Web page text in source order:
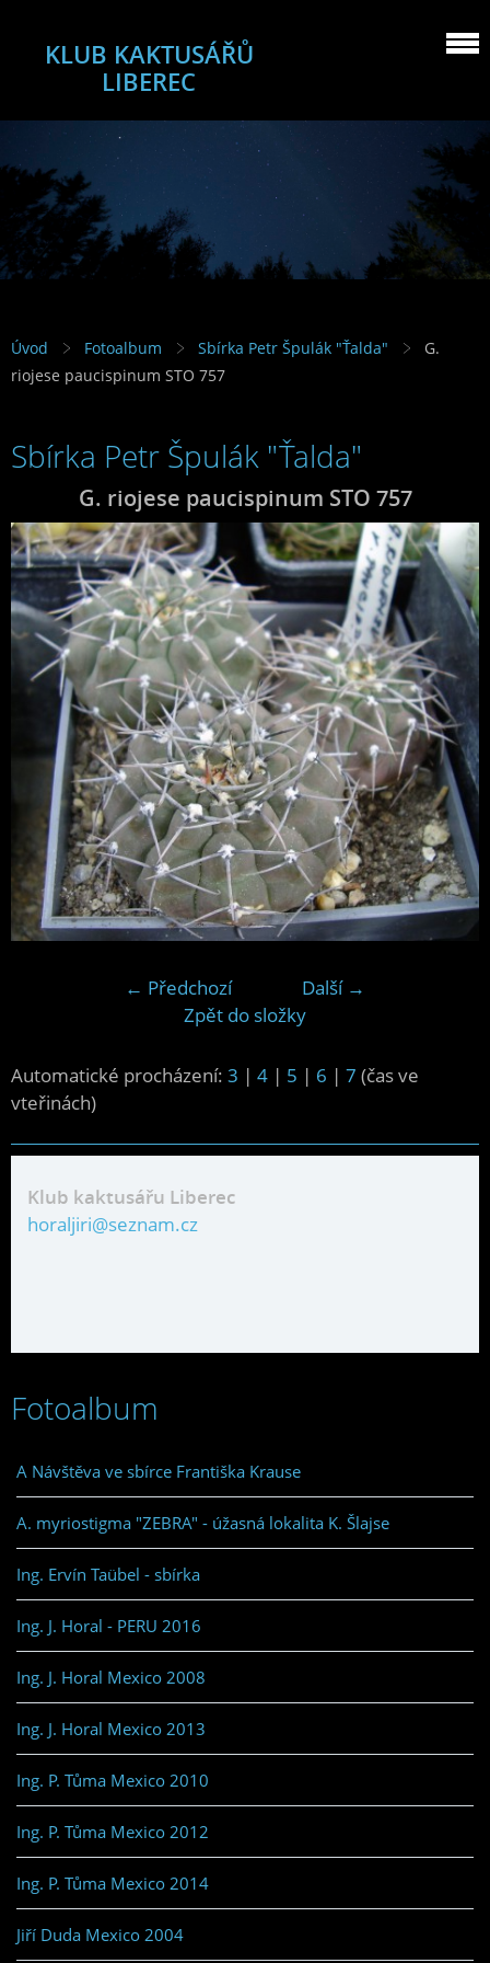
KLUB KAKTUSÁŘŮ
LIBEREC
Úvod Fotoalbum Sbírka Petr Špulák "Ťalda"
G.
riojese paucispinum STO 757
Sbírka Petr Špulák "Ťalda"
G. riojese paucispinum STO 757
← Předchozí
Další →
Zpět do složky
Automatické procházení: 3 | 4 | 5 | 6 | 7 (čas ve
vteřinách)
Klub kaktusářu Liberec
horaljiri@seznam.cz
Fotoalbum
A Návštěva ve sbírce Františka Krause
A. myriostigma "ZEBRA" - úžasná lokalita K. Šlajse
Ing. Ervín Taübel - sbírka
Ing. J. Horal - PERU 2016
Ing. J. Horal Mexico 2008
Ing. J. Horal Mexico 2013
Ing. P. Tůma Mexico 2010
Ing. P. Tůma Mexico 2012
Ing. P. Tůma Mexico 2014
Jiří Duda Mexico 2004